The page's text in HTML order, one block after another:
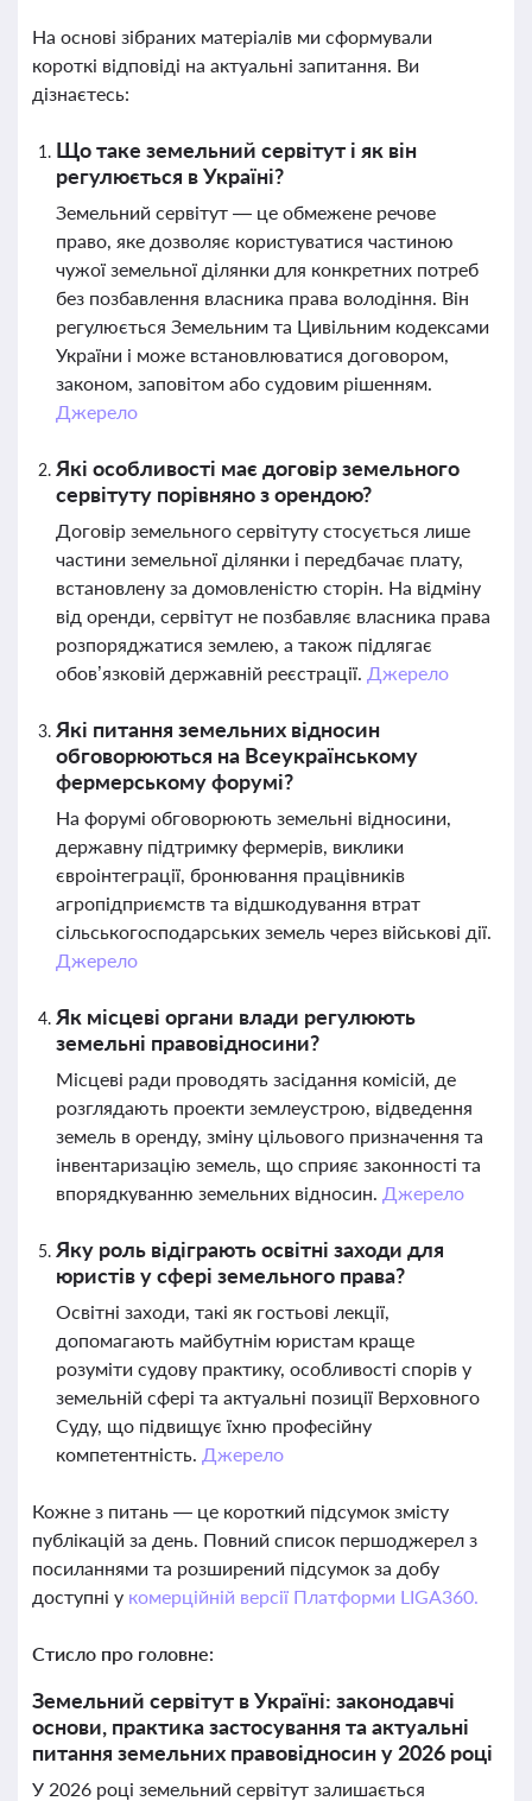
На основі зібраних матеріалів ми сформували
короткі відповіді на актуальні запитання. Ви
дізнаєтесь:
Що таке земельний сервітут і як він
регулюється в Україні?
Земельний сервітут — це обмежене речове
право, яке дозволяє користуватися частиною
чужої земельної ділянки для конкретних потреб
без позбавлення власника права володіння. Він
регулюється Земельним та Цивільним кодексами
України і може встановлюватися договором,
законом, заповітом або судовим рішенням.
Джерело
Які особливості має договір земельного
сервітуту порівняно з орендою?
Договір земельного сервітуту стосується лише
частини земельної ділянки і передбачає плату,
встановлену за домовленістю сторін. На відміну
від оренди, сервітут не позбавляє власника права
розпоряджатися землею, а також підлягає
обов’язковій державній реєстрації. Джерело
Які питання земельних відносин
обговорюються на Всеукраїнському
фермерському форумі?
На форумі обговорюють земельні відносини,
державну підтримку фермерів, виклики
євроінтеграції, бронювання працівників
агропідприємств та відшкодування втрат
сільськогосподарських земель через військові дії.
Джерело
Як місцеві органи влади регулюють
земельні правовідносини?
Місцеві ради проводять засідання комісій, де
розглядають проекти землеустрою, відведення
земель в оренду, зміну цільового призначення та
інвентаризацію земель, що сприяє законності та
впорядкуванню земельних відносин. Джерело
Яку роль відіграють освітні заходи для
юристів у сфері земельного права?
Освітні заходи, такі як гостьові лекції,
допомагають майбутнім юристам краще
розуміти судову практику, особливості спорів у
земельній сфері та актуальні позиції Верховного
Суду, що підвищує їхню професійну
компетентність. Джерело
Кожне з питань — це короткий підсумок змісту
публікацій за день. Повний список першоджерел з
посиланнями та розширений підсумок за добу
доступні у комерційній версії Платформи LIGA360.
Стисло про головне:
Земельний сервітут в Україні: законодавчі
основи, практика застосування та актуальні
питання земельних правовідносин у 2026 році
У 2026 році земельний сервітут залишається